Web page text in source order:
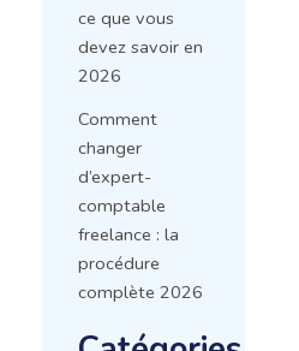
ce que vous
devez savoir en
2026
Comment
changer
d’expert-
comptable
freelance : la
procédure
complète 2026